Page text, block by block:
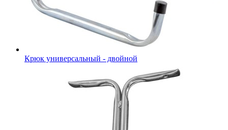
Крюк универсальный - двойной